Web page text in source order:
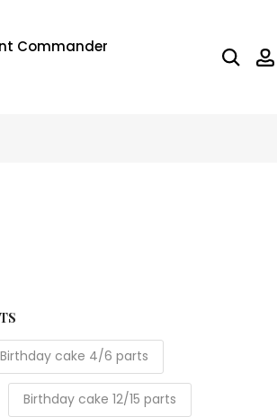
Commander
Birthday cake 4/6 parts
Birthday cake 12/15 parts